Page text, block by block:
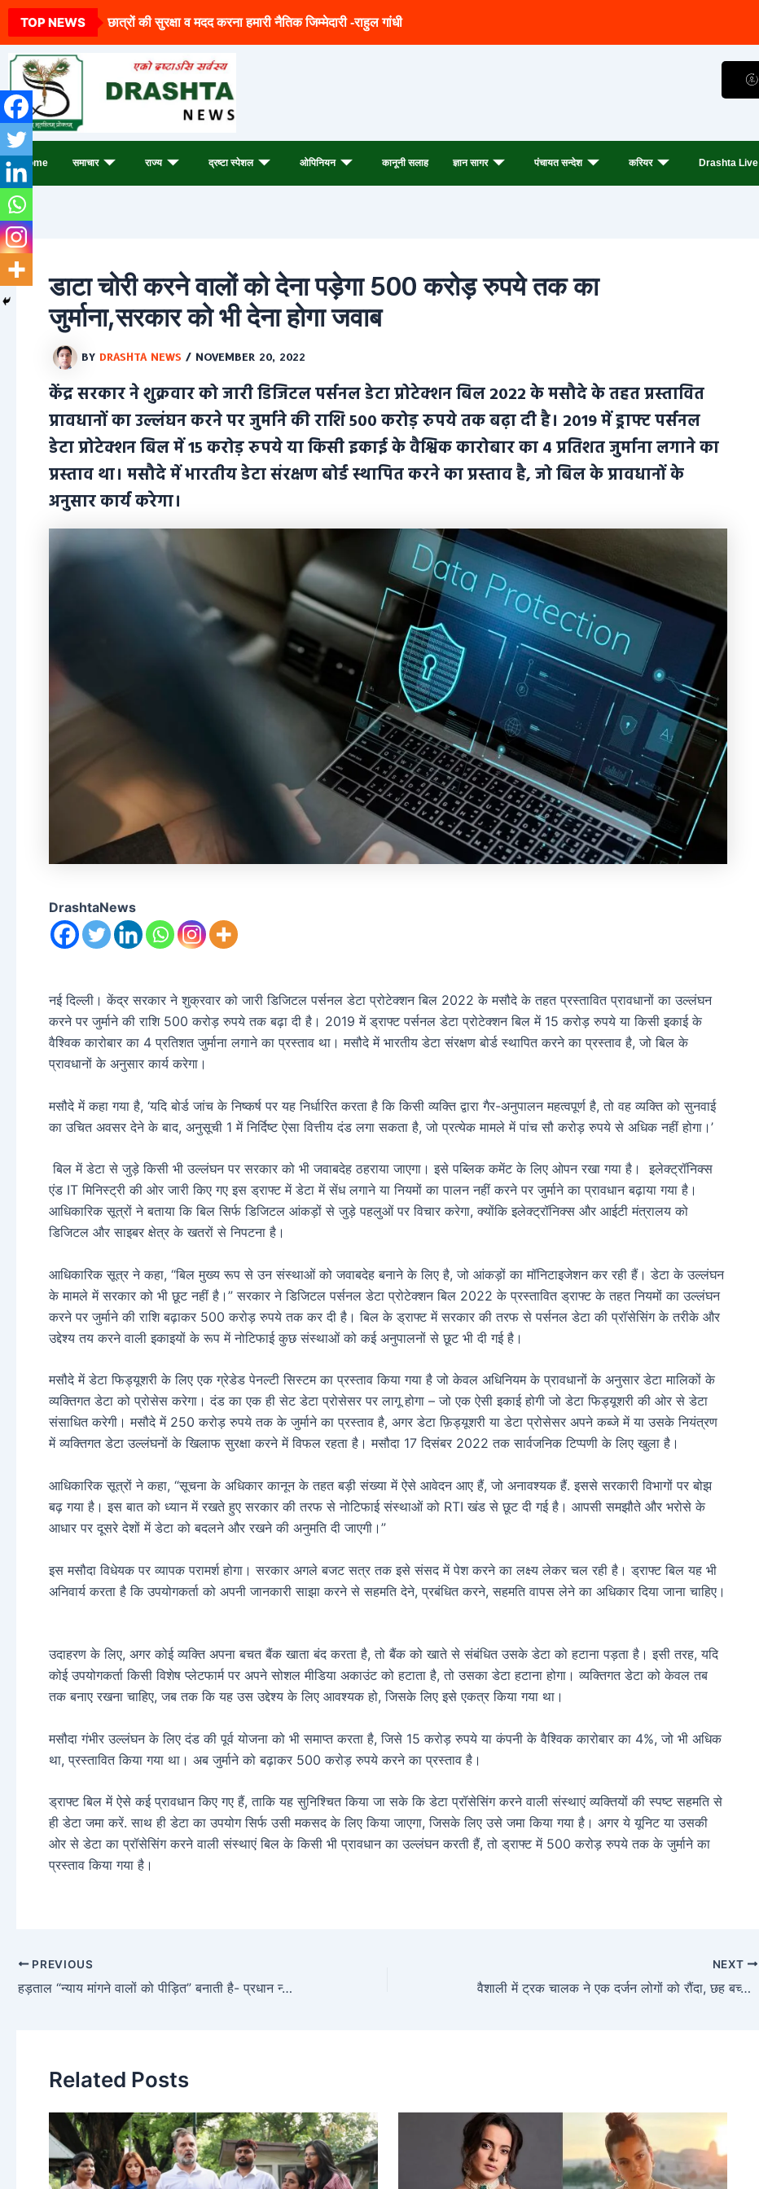
Skip
content
TOP NEWS छात्रों की सुरक्षा व मदद करना हमारी नैतिक जिम्मेदारी -राहुल गांधी
Home समाचार राज्य द्रष्टा स्पेशल ओपिनियन कानूनी सलाह ज्ञान सागर पंचायत सन्देश करियर Drashta Live
डाटा चोरी करने वालों को देना पड़ेगा 500 करोड़ रुपये तक का
जुर्माना,सरकार को भी देना होगा जवाब
BY DRASHTA NEWS / NOVEMBER 20, 2022
केंद्र सरकार ने शुक्रवार को जारी डिजिटल पर्सनल डेटा प्रोटेक्शन बिल 2022 के मसौदे के तहत प्रस्तावित
प्रावधानों का उल्लंघन करने पर जुर्माने की राशि 500 करोड़ रुपये तक बढ़ा दी है। 2019 में ड्राफ्ट पर्सनल
डेटा प्रोटेक्शन बिल में 15 करोड़ रुपये या किसी इकाई के वैश्विक कारोबार का 4 प्रतिशत जुर्माना लगाने का
प्रस्ताव था। मसौदे में भारतीय डेटा संरक्षण बोर्ड स्थापित करने का प्रस्ताव है, जो बिल के प्रावधानों के
अनुसार कार्य करेगा।
DrashtaNews
नई दिल्ली। केंद्र सरकार ने शुक्रवार को जारी डिजिटल पर्सनल डेटा प्रोटेक्शन बिल 2022 के मसौदे के तहत प्रस्तावित प्रावधानों का उल्लंघन
करने पर जुर्माने की राशि 500 करोड़ रुपये तक बढ़ा दी है। 2019 में ड्राफ्ट पर्सनल डेटा प्रोटेक्शन बिल में 15 करोड़ रुपये या किसी इकाई के
वैश्विक कारोबार का 4 प्रतिशत जुर्माना लगाने का प्रस्ताव था। मसौदे में भारतीय डेटा संरक्षण बोर्ड स्थापित करने का प्रस्ताव है, जो बिल के
प्रावधानों के अनुसार कार्य करेगा।
मसौदे में कहा गया है, ‘यदि बोर्ड जांच के निष्कर्ष पर यह निर्धारित करता है कि किसी व्यक्ति द्वारा गैर-अनुपालन महत्वपूर्ण है, तो वह व्यक्ति को सुनवाई
का उचित अवसर देने के बाद, अनुसूची 1 में निर्दिष्ट ऐसा वित्तीय दंड लगा सकता है, जो प्रत्येक मामले में पांच सौ करोड़ रुपये से अधिक नहीं होगा।’
बिल में डेटा से जुड़े किसी भी उल्लंघन पर सरकार को भी जवाबदेह ठहराया जाएगा। इसे पब्लिक कमेंट के लिए ओपन रखा गया है। इलेक्ट्रॉनिक्स
एंड IT मिनिस्ट्री की ओर जारी किए गए इस ड्राफ्ट में डेटा में सेंध लगाने या नियमों का पालन नहीं करने पर जुर्माने का प्रावधान बढ़ाया गया है।
आधिकारिक सूत्रों ने बताया कि बिल सिर्फ डिजिटल आंकड़ों से जुड़े पहलुओं पर विचार करेगा, क्योंकि इलेक्ट्रॉनिक्स और आईटी मंत्रालय को
डिजिटल और साइबर क्षेत्र के खतरों से निपटना है।
आधिकारिक सूत्र ने कहा, “बिल मुख्य रूप से उन संस्थाओं को जवाबदेह बनाने के लिए है, जो आंकड़ों का मॉनिटाइजेशन कर रही हैं। डेटा के उल्लंघन
के मामले में सरकार को भी छूट नहीं है।” सरकार ने डिजिटल पर्सनल डेटा प्रोटेक्शन बिल 2022 के प्रस्तावित ड्राफ्ट के तहत नियमों का उल्लंघन
करने पर जुर्माने की राशि बढ़ाकर 500 करोड़ रुपये तक कर दी है। बिल के ड्राफ्ट में सरकार की तरफ से पर्सनल डेटा की प्रॉसेसिंग के तरीके और
उद्देश्य तय करने वाली इकाइयों के रूप में नोटिफाई कुछ संस्थाओं को कई अनुपालनों से छूट भी दी गई है।
मसौदे में डेटा फिड्यूशरी के लिए एक ग्रेडेड पेनल्टी सिस्टम का प्रस्ताव किया गया है जो केवल अधिनियम के प्रावधानों के अनुसार डेटा मालिकों के
व्यक्तिगत डेटा को प्रोसेस करेगा। दंड का एक ही सेट डेटा प्रोसेसर पर लागू होगा – जो एक ऐसी इकाई होगी जो डेटा फिड्यूशरी की ओर से डेटा
संसाधित करेगी। मसौदे में 250 करोड़ रुपये तक के जुर्माने का प्रस्ताव है, अगर डेटा फ़िड्यूशरी या डेटा प्रोसेसर अपने कब्जे में या उसके नियंत्रण
में व्यक्तिगत डेटा उल्लंघनों के खिलाफ सुरक्षा करने में विफल रहता है। मसौदा 17 दिसंबर 2022 तक सार्वजनिक टिप्पणी के लिए खुला है।
आधिकारिक सूत्रों ने कहा, “सूचना के अधिकार कानून के तहत बड़ी संख्या में ऐसे आवेदन आए हैं, जो अनावश्यक हैं. इससे सरकारी विभागों पर बोझ
बढ़ गया है। इस बात को ध्यान में रखते हुए सरकार की तरफ से नोटिफाई संस्थाओं को RTI खंड से छूट दी गई है। आपसी समझौते और भरोसे के
आधार पर दूसरे देशों में डेटा को बदलने और रखने की अनुमति दी जाएगी।”
इस मसौदा विधेयक पर व्यापक परामर्श होगा। सरकार अगले बजट सत्र तक इसे संसद में पेश करने का लक्ष्य लेकर चल रही है। ड्राफ्ट बिल यह भी
अनिवार्य करता है कि उपयोगकर्ता को अपनी जानकारी साझा करने से सहमति देने, प्रबंधित करने, सहमति वापस लेने का अधिकार दिया जाना चाहिए।
उदाहरण के लिए, अगर कोई व्यक्ति अपना बचत बैंक खाता बंद करता है, तो बैंक को खाते से संबंधित उसके डेटा को हटाना पड़ता है। इसी तरह, यदि
कोई उपयोगकर्ता किसी विशेष प्लेटफार्म पर अपने सोशल मीडिया अकाउंट को हटाता है, तो उसका डेटा हटाना होगा। व्यक्तिगत डेटा को केवल तब
तक बनाए रखना चाहिए, जब तक कि यह उस उद्देश्य के लिए आवश्यक हो, जिसके लिए इसे एकत्र किया गया था।
मसौदा गंभीर उल्लंघन के लिए दंड की पूर्व योजना को भी समाप्त करता है, जिसे 15 करोड़ रुपये या कंपनी के वैश्विक कारोबार का 4%, जो भी अधिक
था, प्रस्तावित किया गया था। अब जुर्माने को बढ़ाकर 500 करोड़ रुपये करने का प्रस्ताव है।
ड्राफ्ट बिल में ऐसे कई प्रावधान किए गए हैं, ताकि यह सुनिश्चित किया जा सके कि डेटा प्रॉसेसिंग करने वाली संस्थाएं व्यक्तियों की स्पष्ट सहमति से
ही डेटा जमा करें. साथ ही डेटा का उपयोग सिर्फ उसी मकसद के लिए किया जाएगा, जिसके लिए उसे जमा किया गया है। अगर ये यूनिट या उसकी
ओर से डेटा का प्रॉसेसिंग करने वाली संस्थाएं बिल के किसी भी प्रावधान का उल्लंघन करती हैं, तो ड्राफ्ट में 500 करोड़ रुपये तक के जुर्माने का
प्रस्ताव किया गया है।
PREVIOUS
हड़ताल “न्याय मांगने वालों को पीड़ित” बनाती है- प्रधान न्यायाधीश धनंजय वाई चंद्रचूड़
NEXT
वैशाली में ट्रक चालक ने एक दर्जन लोगों को रौंदा, छह बच्चों समेत आठ की मौत
Related Posts
Archives